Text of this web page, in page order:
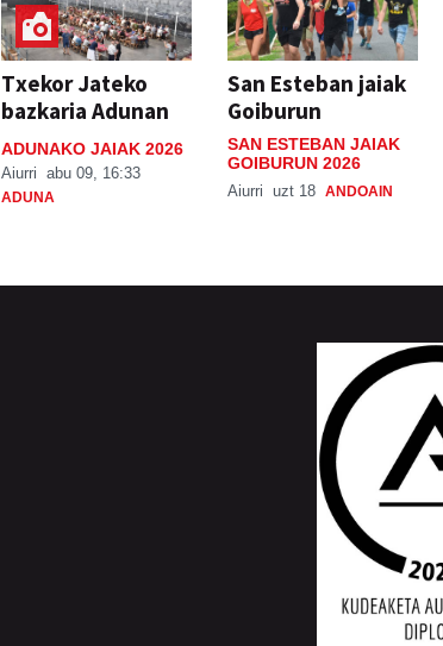
Txekor Jateko
bazkaria Adunan
ADUNAKO JAIAK 2026
Aiurri abu 09, 16:33
ADUNA
San Esteban jaiak
Goiburun
SAN ESTEBAN JAIAK
GOIBURUN 2026
Aiurri uzt 18 ANDOAIN